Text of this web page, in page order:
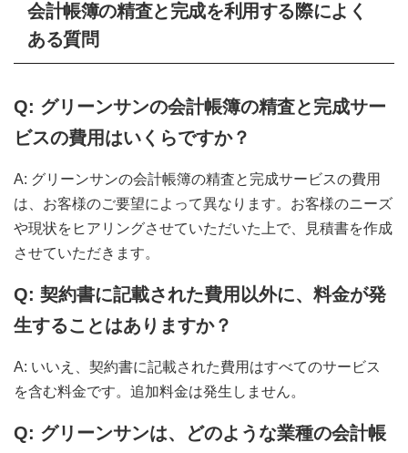
会計帳簿の精査と完成を利用する際によく
ある質問
Q: グリーンサンの会計帳簿の精査と完成サー
ビスの費用はいくらですか？
A: グリーンサンの会計帳簿の精査と完成サービスの費用
は、お客様のご要望によって異なります。お客様のニーズ
や現状をヒアリングさせていただいた上で、見積書を作成
させていただきます。
Q: 契約書に記載された費用以外に、料金が発
生することはありますか？
A: いいえ、契約書に記載された費用はすべてのサービス
を含む料金です。追加料金は発生しません。
Q: グリーンサンは、どのような業種の会計帳